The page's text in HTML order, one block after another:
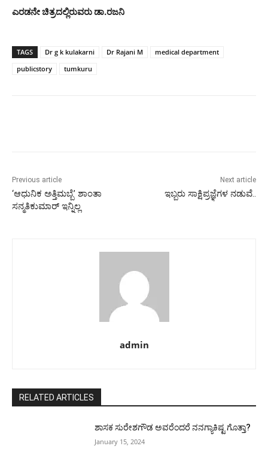
ಎರಡನೇ ಚಿತ್ರದಲ್ಲಿರುವರು ಡಾ.ರಜನಿ
TAGS Dr g k kulakarni Dr Rajani M
medical department
publicstory
tumkuru
Previous article
‘ಆಧುನಿಕ ಅತ್ತಿಮಬ್ಬೆ’ ಶಾಂತಾ
ಸನ್ಮತಿಕುಮಾರ್ ಇನ್ನಿಲ್ಲ
Next article
ಇಬ್ಬರು ಸಾಕ್ಷಿಪ್ರಜ್ಞೆಗಳ ನಡುವೆ..
admin
RELATED ARTICLES
ಶಾಸಕ ಸುರೇಶಗೌಡ ಅವರೆಂದರೆ ನನಗ್ಯಾಕಿಷ್ಟ ಗೊತ್ತಾ?
January 15, 2024